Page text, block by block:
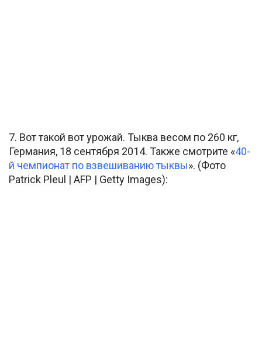
7. Вот такой вот урожай. Тыква весом по 260 кг,
Германия, 18 сентября 2014. Также смотрите «40-
й чемпионат по взвешиванию тыквы». (Фото
Patrick Pleul | AFP | Getty Images):